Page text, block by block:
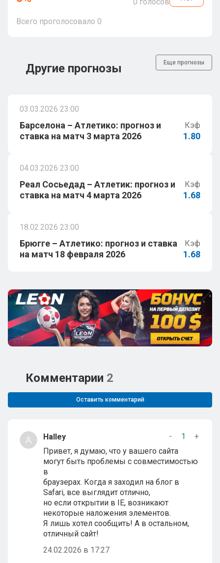
Всего проголосовало 0
Другие прогнозы Еще прогнозы
03.03.2026 23:00
Барселона – Атлетико: прогноз и
ставка на матч 3 марта 2026
Кэф
1.80
04.03.2026 23:00
Реал Сосьедад – Атлетик: прогноз и
ставка на матч 4 марта 2026
Кэф
1.68
18.02.2026 23:00
Брюгге – Атлетико: прогноз и ставка
на матч 18 февраля 2026
Кэф
1.68
Комментарии 2
Оставить комментарий
Halley - 1
+
Привет, я думаю, что у вашего сайта
могут быть проблемы с совместимостью
в
браузерах. Когда я заходил на блог в
Safari, все выглядит отлично,
но если открытии в IE, возникают
некоторые наложения элементов.
Я лишь хотел сообщить! А в остальном,
отличный сайт!
24.02.2026 в 17:27